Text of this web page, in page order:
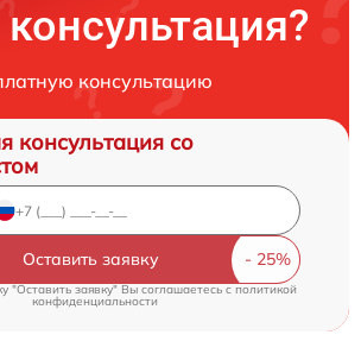
консультацию
консультация со
Оставить заявку
"Оставить заявку" Вы соглашаетесь c политикой
конфиденциальности